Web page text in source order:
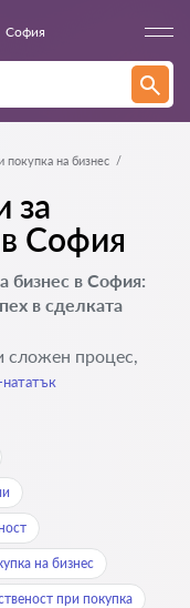
София
на бизнес
за
София
бизнес в София:
в сделката
сложен процес,
на бизнес
при покупка